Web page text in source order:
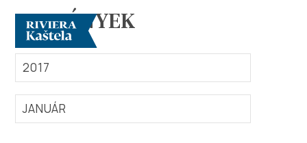
Vizsgálja meg
ESEMÉNYEK
2017
JANUÁR